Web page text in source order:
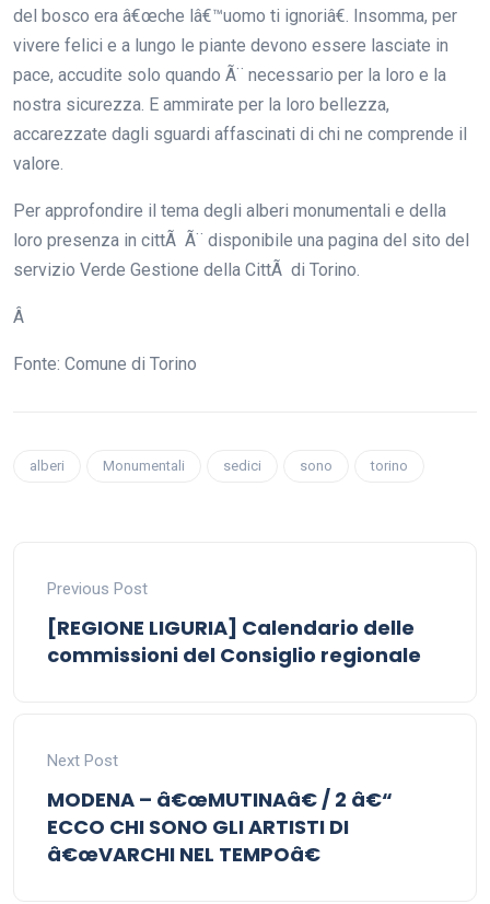
del bosco era â€œche lâ€™uomo ti ignoriâ€. Insomma, per
vivere felici e a lungo le piante devono essere lasciate in
pace, accudite solo quando Ã¨ necessario per la loro e la
nostra sicurezza. E ammirate per la loro bellezza,
accarezzate dagli sguardi affascinati di chi ne comprende il
valore.
Per approfondire il tema degli alberi monumentali e della
loro presenza in cittÃ Ã¨ disponibile una pagina del sito del
servizio Verde Gestione della CittÃ di Torino.
Â
Fonte: Comune di Torino
alberi Monumentali sedici sono torino
Previous Post
[REGIONE LIGURIA] Calendario delle
commissioni del Consiglio regionale
Next Post
MODENA – â€œMUTINAâ€ / 2 â€“
ECCO CHI SONO GLI ARTISTI DI
â€œVARCHI NEL TEMPOâ€